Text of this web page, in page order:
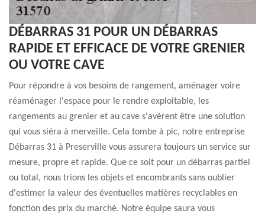
DÉBARRAS 31 POUR UN DÉBARRAS
RAPIDE ET EFFICACE DE VOTRE GRENIER
OU VOTRE CAVE
Pour répondre à vos besoins de rangement, aménager voire
réaménager l'espace pour le rendre exploitable, les
rangements au grenier et au cave s'avèrent être une solution
qui vous siéra à merveille. Cela tombe à pic, notre entreprise
Débarras 31 à Preserville vous assurera toujours un service sur
mesure, propre et rapide. Que ce soit pour un débarras partiel
ou total, nous trions les objets et encombrants sans oublier
d'estimer la valeur des éventuelles matières recyclables en
fonction des prix du marché. Notre équipe saura vous